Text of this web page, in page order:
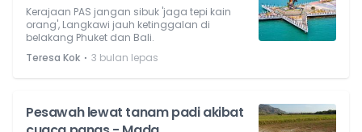
Kerajaan PAS jangan sibuk 'jaga tepi kain
orang', Langkawi jauh ketinggalan di
belakang Phuket dan Bali.
Teresa Kok ⋅ 3 bulan lepas
Pesawah lewat tanam padi akibat